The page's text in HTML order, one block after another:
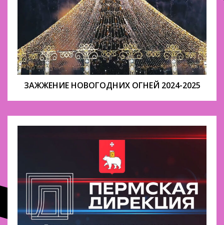
ЗАЖЖЕНИЕ НОВОГОДНИХ ОГНЕЙ 2024-2025